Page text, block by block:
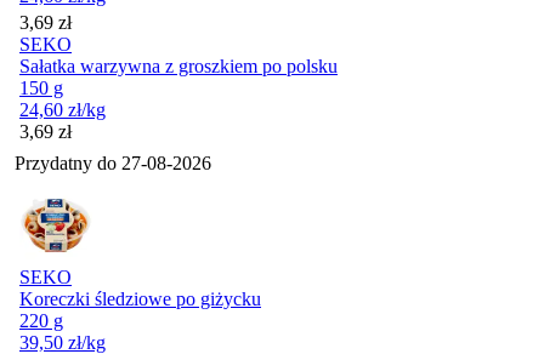
Cena
3,69 zł
SEKO
Sałatka warzywna z groszkiem po polsku
150 g
24,60 zł/kg
Cena
3,69 zł
Przydatny do 27-08-2026
SEKO
Koreczki śledziowe po giżycku
220 g
39,50 zł/kg